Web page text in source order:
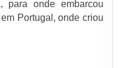
para onde embarcou
Portugal, onde criou